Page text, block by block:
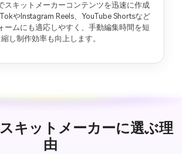
スキットメーカーコンテンツを迅速に作成
やInstagram Reels、YouTube Shortsなど
ームにも適応しやすく、手動編集時間を短
縮し制作効率も向上します。
キットメーカーに選ぶ理
由